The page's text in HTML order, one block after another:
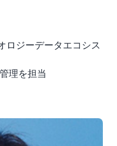
ロジーデータエコシス
理を担当